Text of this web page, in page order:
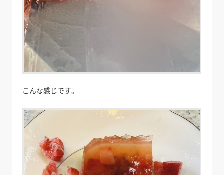
こんな感じです。